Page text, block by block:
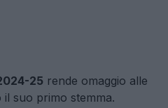
25 rende omaggio alle
suo primo stemma.